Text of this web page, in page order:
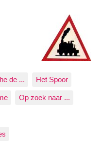
de ... Het Spoor
Op zoek naar ...